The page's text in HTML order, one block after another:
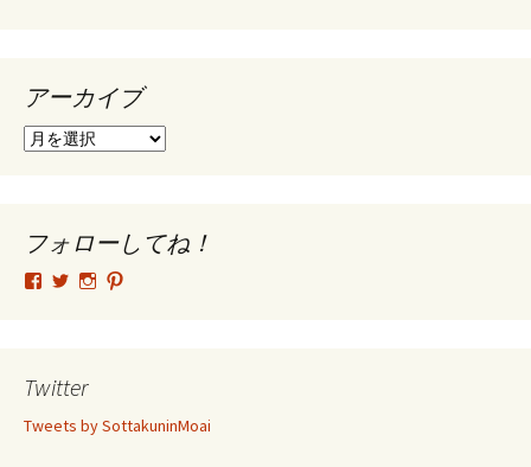
アーカイブ
ア
ブ
フォローしてね！
tsutomu.hattori.33
フ
ー
SottakuninMoai
フ
ー
tsutomu.hattori.33
ー ー
Twitter
Tweets by SottakuninMoai